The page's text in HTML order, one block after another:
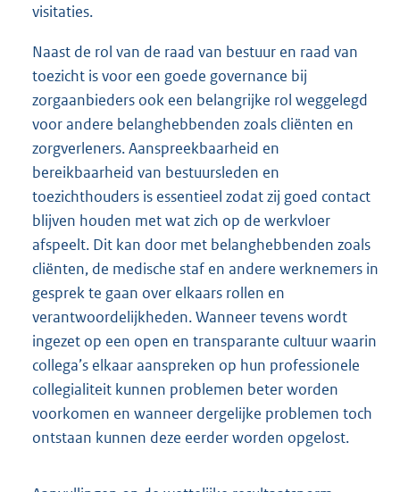
visitaties.
Naast de rol van de raad van bestuur en raad van
toezicht is voor een goede governance bij
zorgaanbieders ook een belangrijke rol weggelegd
voor andere belanghebbenden zoals cliënten en
zorgverleners. Aanspreekbaarheid en
bereikbaarheid van bestuursleden en
toezichthouders is essentieel zodat zij goed contact
blijven houden met wat zich op de werkvloer
afspeelt. Dit kan door met belanghebbenden zoals
cliënten, de medische staf en andere werknemers in
gesprek te gaan over elkaars rollen en
verantwoordelijkheden. Wanneer tevens wordt
ingezet op een open en transparante cultuur waarin
collega’s elkaar aanspreken op hun professionele
collegialiteit kunnen problemen beter worden
voorkomen en wanneer dergelijke problemen toch
ontstaan kunnen deze eerder worden opgelost.